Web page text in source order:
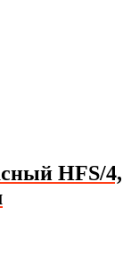
HFS/4,